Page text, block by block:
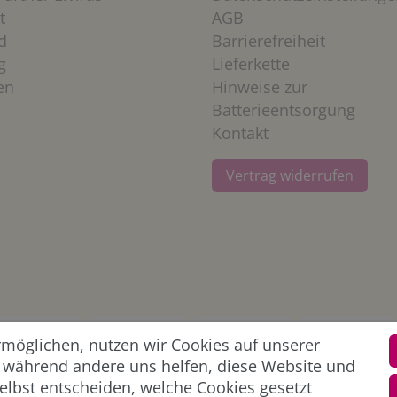
AGB
Barrierefreiheit
Lieferkette
Hinweise zur
Batterieentsorgung
Kontakt
Vertrag widerrufen
nutzen wir Cookies auf unserer
andere uns helfen, diese Website und
entscheiden, welche Cookies gesetzt